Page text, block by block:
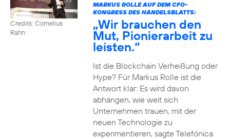
Credits: Cornelius
Rahn
MARKUS ROLLE AUF DEM CFO-
KONGRESS DES HANDELSBLATTS:
„Wir brauchen den
Mut, Pionierarbeit zu
leisten.“
Ist die Blockchain Verheißung oder
Hype? Für Markus Rolle ist die
Antwort klar: Es wird davon
abhängen, wie weit sich
Unternehmen trauen, mit der
neuen Technologie zu
experimentieren, sagte Telefónica